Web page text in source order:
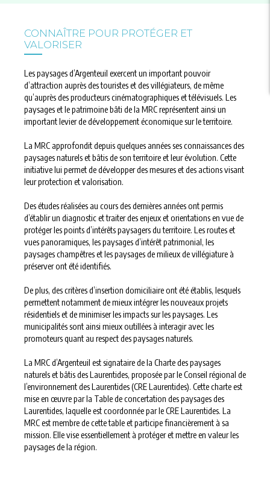
CONNAÎTRE POUR PROTÉGER ET
VALORISER
Les paysages d’Argenteuil exercent un important pouvoir
d’attraction auprès des touristes et des villégiateurs, de même
qu’auprès des producteurs cinématographiques et télévisuels. Les
paysages et le patrimoine bâti de la MRC représentent ainsi un
important levier de développement économique sur le territoire.
La MRC approfondit depuis quelques années ses connaissances des
paysages naturels et bâtis de son territoire et leur évolution. Cette
initiative lui permet de développer des mesures et des actions visant
leur protection et valorisation.
Des études réalisées au cours des dernières années ont permis
d’établir un diagnostic et traiter des enjeux et orientations en vue de
protéger les points d’intérêts paysagers du territoire. Les routes et
vues panoramiques, les paysages d’intérêt patrimonial, les
paysages champêtres et les paysages de milieux de villégiature à
préserver ont été identifiés.
De plus, des critères d’insertion domiciliaire ont été établis, lesquels
permettent notamment de mieux intégrer les nouveaux projets
résidentiels et de minimiser les impacts sur les paysages. Les
municipalités sont ainsi mieux outillées à interagir avec les
promoteurs quant au respect des paysages naturels.
La MRC d’Argenteuil est signataire de la Charte des paysages
naturels et bâtis des Laurentides, proposée par le Conseil régional de
l’environnement des Laurentides (CRE Laurentides). Cette charte est
mise en œuvre par la Table de concertation des paysages des
Laurentides, laquelle est coordonnée par le CRE Laurentides. La
MRC est membre de cette table et participe financièrement à sa
mission. Elle vise essentiellement à protéger et mettre en valeur les
paysages de la région.